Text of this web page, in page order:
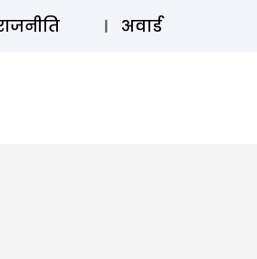
⚲ SUBSCRIBE
अवार्ड